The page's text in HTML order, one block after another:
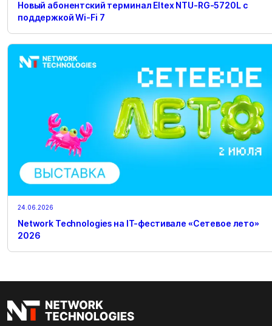
Новый абонентский терминал Eltex NTU-RG-5720L с
поддержкой Wi-Fi 7
24.06.2026
Network Technologies на IT-фестивале «Сетевое лето»
2026